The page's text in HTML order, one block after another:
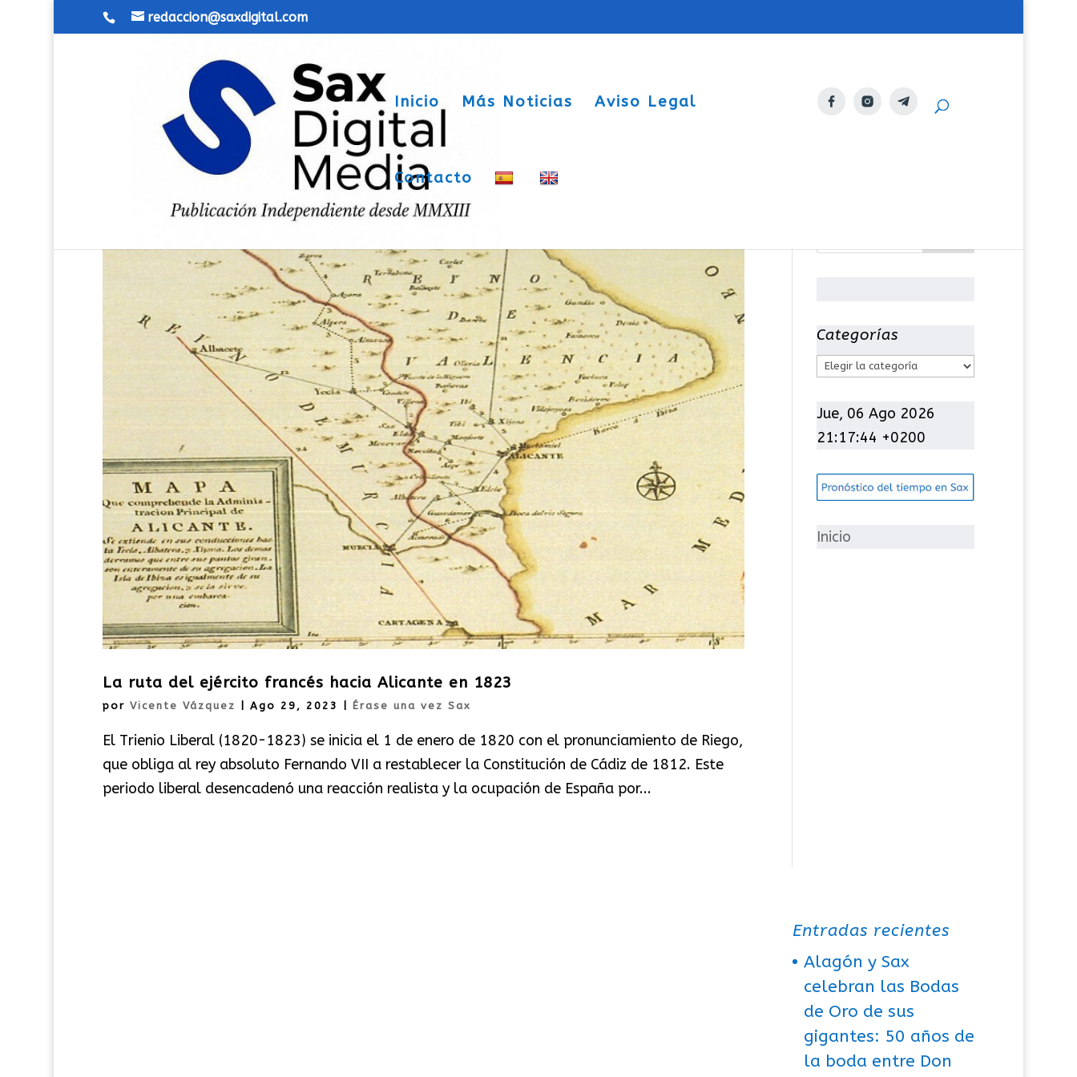
redaccion@saxdigital.com
Inicio Más Noticias Aviso Legal
Contacto
La ruta del ejército francés hacia Alicante en 1823
por Vicente Vázquez Ago 29, 2023 Érase una vez Sax
El Trienio Liberal (1820-1823) se inicia el 1 de enero de 1820 con el pronunciamiento de Riego,
que obliga al rey absoluto Fernando VII a restablecer la Constitución de Cádiz de 1812. Este
periodo liberal desencadenó una reacción realista y la ocupación de España por...
Categorías
C
t
e
o
í
Jue, 06 Ago 2026
21:17:45 +0200
Inicio
Entradas recientes
Alagón y Sax
celebran las Bodas
de Oro de sus
gigantes: 50 años de
la boda entre Don